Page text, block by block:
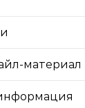
материал